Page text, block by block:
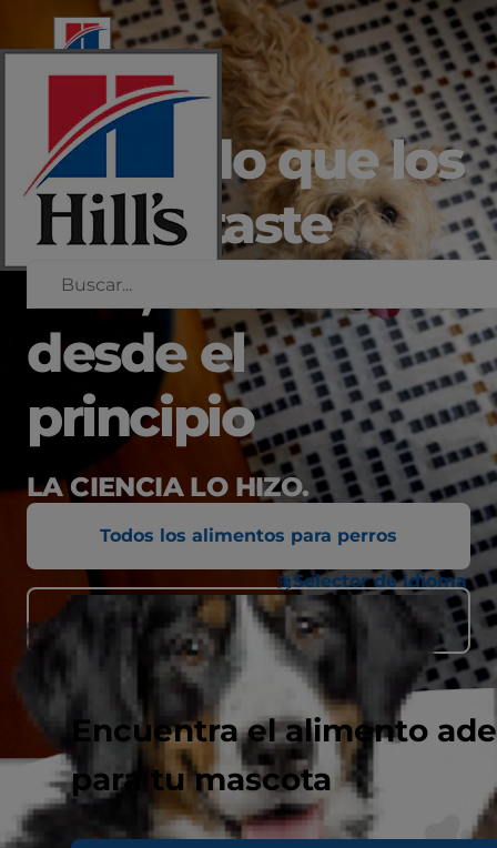
Selector de idioma
Encuentra el alimento
para tu mascota
sabiendo que los
alimentaste
bien,
desde el
principio
LA CIENCIA LO HIZO.
Todos los alimentos para perros
Pregunte a su veterinario